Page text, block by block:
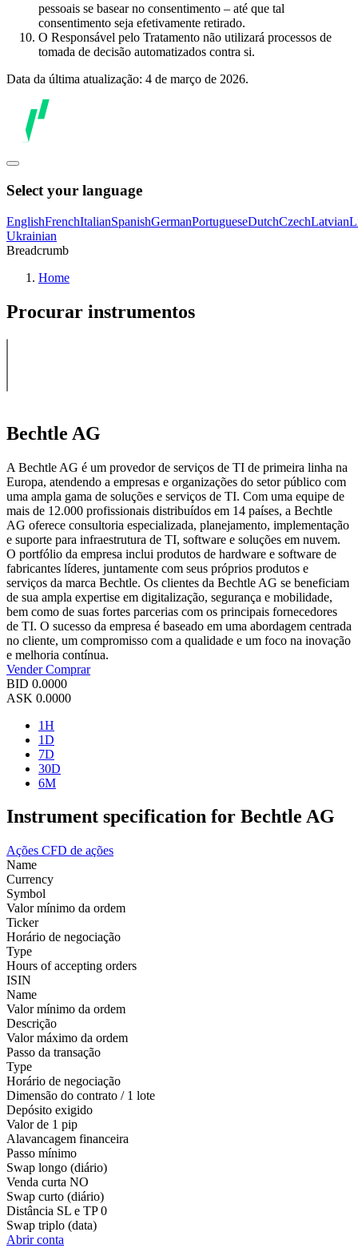
pessoais se basear no consentimento – até que tal
consentimento seja efetivamente retirado.
O Responsável pelo Tratamento não utilizará processos de
tomada de decisão automatizados contra si.
Data da última atualização: 4 de março de 2026.
Select your language
EnglishFrenchItalianSpanishGermanPortugueseDutchCzechLatvian
Ukrainian
Breadcrumb
Home
Procurar instrumentos
Bechtle AG
A Bechtle AG é um provedor de serviços de TI de primeira linha na
Europa, atendendo a empresas e organizações do setor público com
uma ampla gama de soluções e serviços de TI. Com uma equipe de
mais de 12.000 profissionais distribuídos em 14 países, a Bechtle
AG oferece consultoria especializada, planejamento, implementação
e suporte para infraestrutura de TI, software e soluções em nuvem.
O portfólio da empresa inclui produtos de hardware e software de
fabricantes líderes, juntamente com seus próprios produtos e
serviços da marca Bechtle. Os clientes da Bechtle AG se beneficiam
de sua ampla expertise em digitalização, segurança e mobilidade,
bem como de suas fortes parcerias com os principais fornecedores
de TI. O sucesso da empresa é baseado em uma abordagem centrada
no cliente, um compromisso com a qualidade e um foco na inovação
e melhoria contínua.
VenderComprar
BID 0.0000
ASK 0.0000
1H
1D
7D
30D
6M
Instrument specification for Bechtle AG
Ações CFD de ações
Name
Currency
Symbol
Valor mínimo da ordem
Ticker
Horário de negociação
Type
Hours of accepting orders
ISIN
Name
Valor mínimo da ordem
Descrição
Valor máximo da ordem
Passo da transação
Type
Horário de negociação
Dimensão do contrato / 1 lote
Depósito exigido
Valor de 1 pip
Alavancagem financeira
Passo mínimo
Swap longo (diário)
Venda curta NO
Swap curto (diário)
Distância SL e TP 0
Swap triplo (data)
Abrir conta